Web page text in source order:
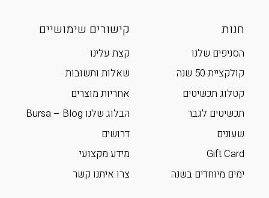
חנות
הסניפים שלנו
קולקציית 50 שנה
קטלוג תכשיטים
תכשיטים לגבר
שעונים
Gift Card
ימים מיוחדים בשנה
קישורים שימושיים
קצת עלינו
שאלות ותשובות
אחריות מוצרים
הבלוג שלנו Bursa – Blog
דרושים
מידע מקצועי
צרו איתנו קשר